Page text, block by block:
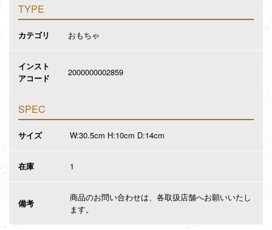
TYPE
カテゴリ おもちゃ
インスト
アコード
2000000002859
SPEC
サイズ W:30.5cm H:10cm D:14cm
在庫 1
備考
商品のお問い合わせは、各取扱店舗へお願いいたし
ます。